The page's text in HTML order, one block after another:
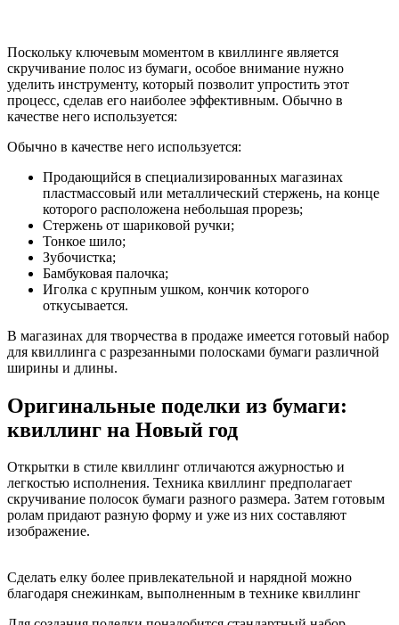
Поскольку ключевым моментом в квиллинге является
скручивание полос из бумаги, особое внимание нужно
уделить инструменту, который позволит упростить этот
процесс, сделав его наиболее эффективным. Обычно в
качестве него используется:
Обычно в качестве него используется:
Продающийся в специализированных магазинах
пластмассовый или металлический стержень, на конце
которого расположена небольшая прорезь;
Стержень от шариковой ручки;
Тонкое шило;
Зубочистка;
Бамбуковая палочка;
Иголка с крупным ушком, кончик которого
откусывается.
В магазинах для творчества в продаже имеется готовый набор
для квиллинга с разрезанными полосками бумаги различной
ширины и длины.
Оригинальные поделки из бумаги:
квиллинг на Новый год
Открытки в стиле квиллинг отличаются ажурностью и
легкостью исполнения. Техника квиллинг предполагает
скручивание полосок бумаги разного размера. Затем готовым
ролам придают разную форму и уже из них составляют
изображение.
Сделать елку более привлекательной и нарядной можно
благодаря снежинкам, выполненным в технике квиллинг